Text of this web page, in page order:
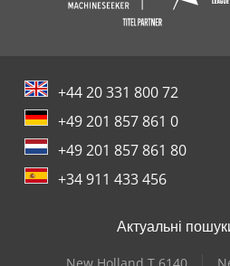
+44 20 331 800 72
+49 201 857 861 0
+49 201 857 861 80
+34 911 433 456
Актуальні